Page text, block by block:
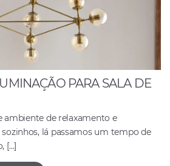
PARA SALA DE
ambiente de relaxamento e
lá passamos um tempo de
[…]